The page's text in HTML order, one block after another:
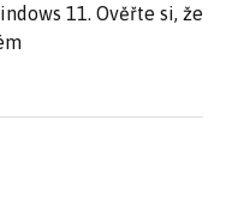
11. Ověřte si, že